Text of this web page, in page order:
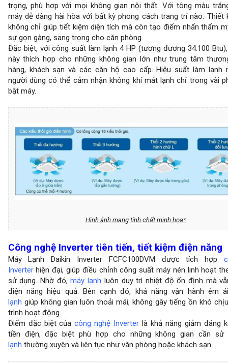
trọng, phù hợp với mọi không gian nội thất. Với tông màu
máy dễ dàng hài hòa với bất kỳ phong cách trang trí nào. Thiết
không chỉ giúp tiết kiệm diện tích mà còn tạo điểm nhấn thẩm
sự gọn gàng, sang trọng cho căn phòng.
Đặc biệt, với công suất làm lạnh 4 HP (tương đương 34.100
này thích hợp cho những không gian lớn như trung tâm
hàng, khách sạn và các căn hộ cao cấp. Hiệu suất làm lạnh
người dùng có thể cảm nhận không khí mát lạnh chỉ trong vài
bật máy.
Hình ảnh mang tính chất minh họa*
Công nghệ Inverter tiên tiến, tiết kiệm điện năng
Máy Lạnh Daikin Inverter FCFC100DVM được tích hợp
Inverterhiện đại, giúp điều chỉnh công suất máy nén linh hoạt
sử dụng. Nhờ đó,máy lạnh luôn duy trì nhiệt độ ổn định mà
điện năng hiệu quả. Bên cạnh đó, khả năng vận hành êm
lạnh giúp không gian luôn thoải mái, không gây tiếng ồn khó
trình hoạt động.
Điểm đặc biệt củacông nghệ Inverter là khả năng giảm đáng
tiền điện, đặc biệt phù hợp cho những không gian cần
lạnh thường xuyên và liên tục như văn phòng hoặc khách sạn.